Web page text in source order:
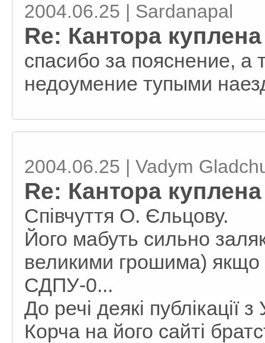
2004.06.25 | Sardanapal
Re: Кантора
спасибо за пояснение, а
недоумение тупыми
2004.06.25 | Vadym
Re: Кантора
Співчуття О. Єльцову.
Його мабуть сильно
великими грошима) якщо
СДПУ-0...
До речі деякі публікації
Корча на його сайті